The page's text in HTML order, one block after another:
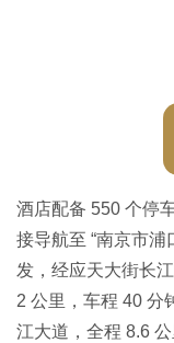
山
界
酒店配备 550 个停
接导航至 “南京市浦
发，经应天大街长
2 公里，车程 40 分
江大道，全程 8.6